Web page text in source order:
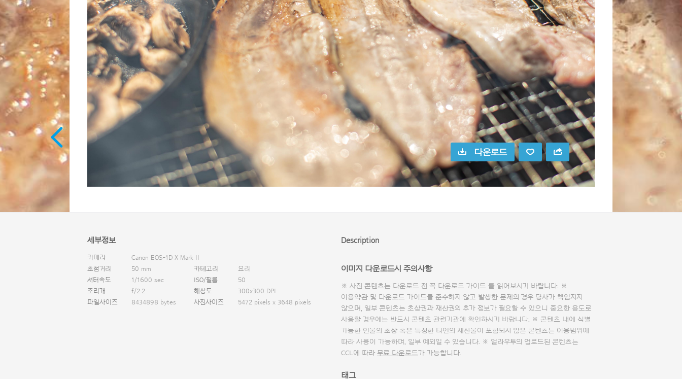
다운로드
세부정보
카메라
Canon EOS-1D X Mark II
초첨거리
50 mm 카테고리
요리
셔터속도
1/1600 sec ISO/필름
50
조리개
f/2.2 해상도
300x300 DPI
파일사이즈
8434898 bytes 사진사이즈 5472 pixels x 3648 pixels
Description
이미지 다운로드시 주의사항
※ 사진 콘텐츠는 다운로드 전 꼭 다운로드 가이드 를 읽어보시기 바랍니다. ※
이용약관 및 다운로드 가이드를 준수하지 않고 발생한 문제의 경우 당사가 책임지지
않으며, 일부 콘텐츠는 초상권과 재산권의 추가 정보가 필요할 수 있으니 중요한 용도로
사용할 경우에는 반드시 콘텐츠 관련기관에 확인하시기 바랍니다. ※ 콘텐츠 내에 식별
가능한 인물의 초상 혹은 특정한 타인의 재산물이 포함되지 않은 콘텐츠는 이용범위에
따라 사용이 가능하며, 일부 예외일 수 있습니다. ※ 얼라우투의 업로드된 콘텐츠는
CCL에 따라 무료 다운로드가 가능합니다.
태그